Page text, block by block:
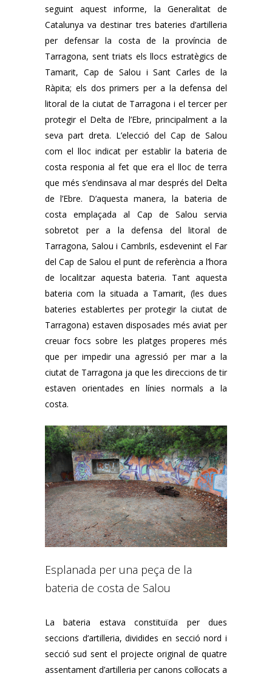
seguint aquest informe, la Generalitat de
Catalunya va destinar tres bateries d’artilleria
per defensar la costa de la província de
Tarragona, sent triats els llocs estratègics de
Tamarit, Cap de Salou i Sant Carles de la
Ràpita; els dos primers per a la defensa del
litoral de la ciutat de Tarragona i el tercer per
protegir el Delta de l’Ebre, principalment a la
seva part dreta. L’elecció del Cap de Salou
com el lloc indicat per establir la bateria de
costa responia al fet que era el lloc de terra
que més s’endinsava al mar després del Delta
de l’Ebre. D’aquesta manera, la bateria de
costa emplaçada al Cap de Salou servia
sobretot per a la defensa del litoral de
Tarragona, Salou i Cambrils, esdevenint el Far
del Cap de Salou el punt de referència a l’hora
de localitzar aquesta bateria. Tant aquesta
bateria com la situada a Tamarit, (les dues
bateries establertes per protegir la ciutat de
Tarragona) estaven disposades més aviat per
creuar focs sobre les platges properes més
que per impedir una agressió per mar a la
ciutat de Tarragona ja que les direccions de tir
estaven orientades en línies normals a la
costa.
Esplanada per una peça de la
bateria de costa de Salou
La bateria estava constituïda per dues
seccions d’artilleria, dividides en secció nord i
secció sud sent el projecte original de quatre
assentament d’artilleria per canons col·locats a